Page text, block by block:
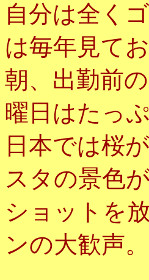
自分は全く
は毎年見て
朝、出勤前
曜日はたっぷ
日本では桜
スタの景色
ショットを
ンの大歓声